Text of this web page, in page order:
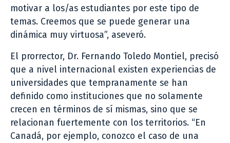
motivar a los/as estudiantes por este tipo de
temas. Creemos que se puede generar una
dinámica muy virtuosa”, aseveró.
El prorrector, Dr. Fernando Toledo Montiel, precisó
que a nivel internacional existen experiencias de
universidades que tempranamente se han
definido como instituciones que no solamente
crecen en términos de sí mismas, sino que se
relacionan fuertemente con los territorios. “En
Canadá, por ejemplo, conozco el caso de una